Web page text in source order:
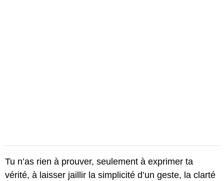
Tu n’as rien à prouver, seulement à exprimer ta
vérité, à laisser jaillir la simplicité d’un geste, la clarté